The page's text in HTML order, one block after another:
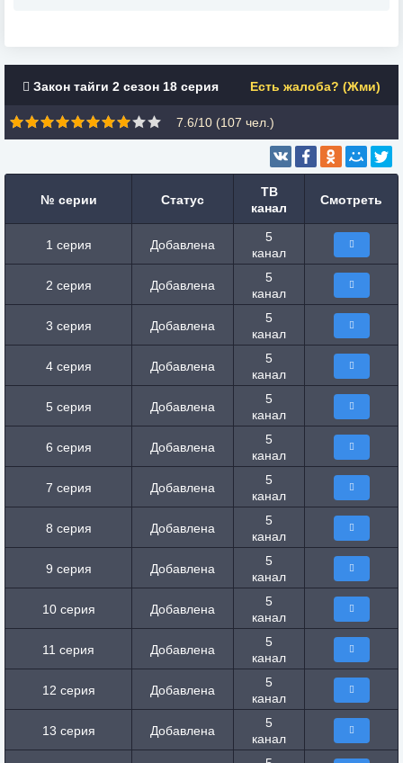
Закон тайги 2 сезон 18 серия Есть жалоба? (Жми)
7.6/10 (107 чел.)
№ серии Статус
ТВ
канал
Смотреть
1 серия Добавлена
5
канал
2 серия Добавлена
5
канал
3 серия Добавлена
5
канал
4 серия Добавлена
5
канал
5 серия Добавлена
5
канал
6 серия Добавлена
5
канал
7 серия Добавлена
5
канал
8 серия Добавлена
5
канал
9 серия Добавлена
5
канал
10 серия Добавлена
5
канал
11 серия Добавлена
5
канал
12 серия Добавлена
5
канал
13 серия Добавлена
5
канал